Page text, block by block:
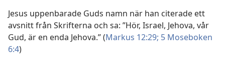
Jesus uppenbarade Guds namn när han citerade ett
avsnitt från Skrifterna och sa: ”Hör, Israel, Jehova, vår
Gud, är en enda Jehova.” (Markus 12:29; 5 Moseboken
6:4)